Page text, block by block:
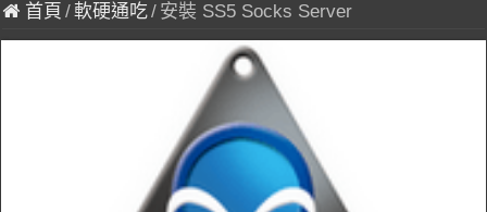
首頁 /軟硬通吃/ 安裝 SS5 Socks Server